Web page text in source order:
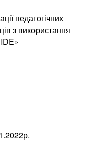
педагогічних
з використання